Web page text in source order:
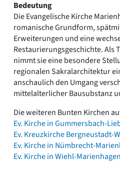
Bedeutung
Die Evangelische Kirche
romanische Grundform,
Erweiterungen und eine
Restaurierungsgeschichte. Als
nimmt sie eine besondere
regionalen Sakralarchitektur
anschaulich den Umgang
mittelalterlicher Bausubstanz
Die weiteren Bunten Kirchen
Ev. Kirche in Gummersbach-
Ev. Kreuzkirche Bergneustadt-
Ev. Kirche in Nümbrecht-
Ev. Kirche in Wiehl-Marienhagen